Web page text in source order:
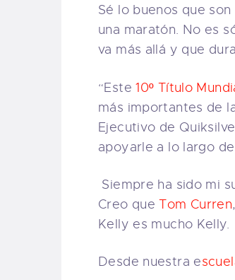
Sé lo buenos que
una maratón. No es
va más allá y que
“Este10º Título
más importantes de
Ejecutivo de
apoyarle a lo largo
Siempre ha sido mi
Creo queTom Curren,
Kelly es mucho Kelly.
Desde nuestra e